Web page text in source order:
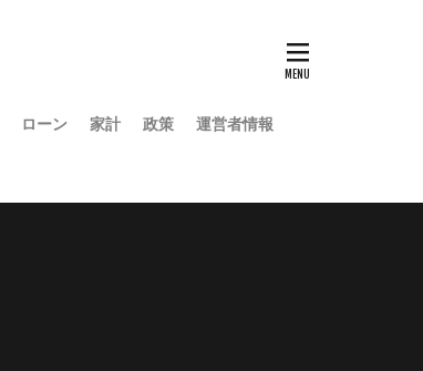
ローン 家計 政策
運営者情報